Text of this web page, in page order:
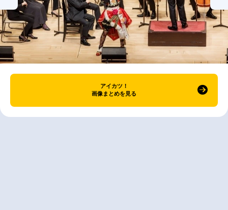
アイカツ！
画像まとめを見る